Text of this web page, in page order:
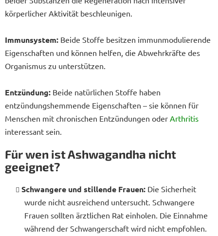
körperlicher Aktivität beschleunigen.
Immunsystem: Beide Stoffe besitzen immunmodulierende
Eigenschaften und können helfen, die Abwehrkräfte des
Organismus zu unterstützen.
Entzündung: Beide natürlichen Stoffe haben
entzündungshemmende Eigenschaften – sie können für
Menschen mit chronischen Entzündungen oder Arthritis
interessant sein.
Für wen ist Ashwagandha nicht
geeignet?
Schwangere und stillende Frauen: Die Sicherheit
wurde nicht ausreichend untersucht. Schwangere
Frauen sollten ärztlichen Rat einholen. Die Einnahme
während der Schwangerschaft wird nicht empfohlen.